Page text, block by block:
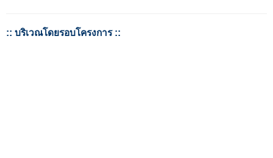
:: บริเวณโดยรอบโครงการ::